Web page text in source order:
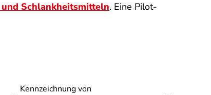
Schlankheitsmitteln. Eine Pilot-
Kennzeichnung von